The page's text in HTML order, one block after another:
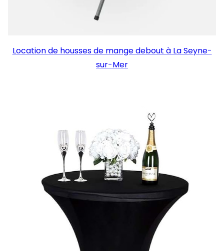
Location de housses de mange debout à La Seyne-
sur-Mer